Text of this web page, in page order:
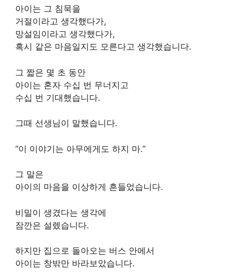
아이는 그 침묵을
거절이라고 생각했다가,
망설임이라고 생각했다가,
혹시 같은 마음일지도 모른다고 생각했습니다.
그 짧은 몇 초 동안
아이는 혼자 수십 번 무너지고
수십 번 기대했습니다.
그때 선생님이 말했습니다.
“이 이야기는 아무에게도 하지 마.”
그 말은
아이의 마음을 이상하게 흔들었습니다.
비밀이 생겼다는 생각에
잠깐은 설렜습니다.
하지만 집으로 돌아오는 버스 안에서
아이는 창밖만 바라보았습니다.